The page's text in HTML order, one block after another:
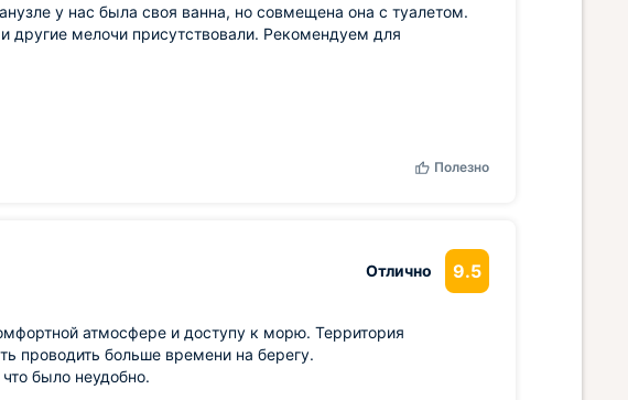
у нас была своя ванна, но совмещена она с туалетом.
другие мелочи присутствовали. Рекомендуем для
Полезно
Отлично 9.5
атмосфере и доступу к морю. Территория
проводить больше времени на берегу.
было неудобно.